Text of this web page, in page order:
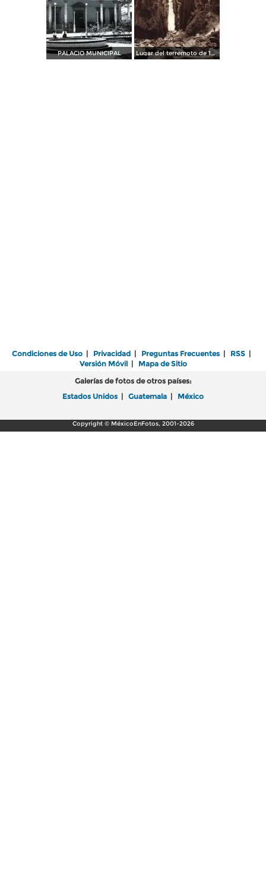
PALACIO MUNICIPAL Lugar del terremoto de 1920, cerca de Xalapa (circa 1920)
Condiciones de Uso | Privacidad | Preguntas Frecuentes | RSS |
Versión Móvil| Mapa de Sitio
Galerías de fotos de otros países:
Estados Unidos | Guatemala | México
Copyright © MéxicoEnFotos, 2001-2026